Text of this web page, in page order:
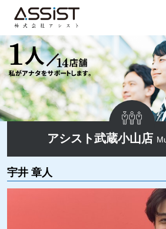
宇井 章人
アシスト武蔵小山店